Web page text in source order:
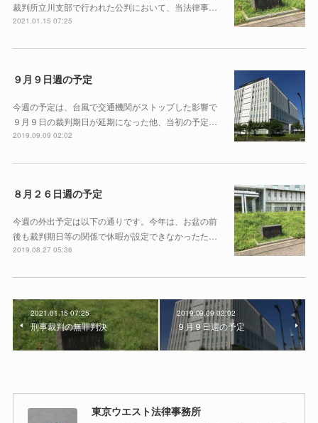
裁判所立川支部で行われた公判において、当法律事…
2021.01.15 07:25
９月９日週の予定
今週の予定は、台風で交通機関がストップした影響で
９月９日の裁判期日が延期になった他、当初の予定…
2019.09.09 02:02
８月２６日週の予定
今週の外出予定は以下の通りです。今年は、お盆の前
後も裁判期日等の関係で休暇が設定できなかったた…
2019.08.27 05:36
2021.01.15 07:25
刑事裁判の無罪判決
2019.09.09 02:02
９月９日週の予定
東京ウエスト法律事務所